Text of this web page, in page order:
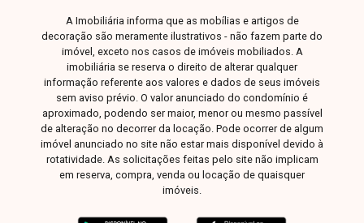
pessoalmente com um consultor que irá te
auxiliar na busca pelo imóvel que você busca.
Temos 3 unidades para te receber, no Centro,
Zona Sul ou Zona Leste: Av. João Naves de Ávila,
257 - Centro Rua Rafael Marino Neto, 135 -
Jardim Karaíba Av. Dr. Laerte Vieira Gonçalves,
607 ? Santa Mônica
A Imobiliária informa que as mobílias e artigos de
decoração são meramente ilustrativos - não fazem parte do
imóvel, exceto nos casos de imóveis mobiliados. A
imobiliária se reserva o direito de alterar qualquer
informação referente aos valores e dados de seus imóveis
sem aviso prévio. O valor anunciado do condomínio é
aproximado, podendo ser maior, menor ou mesmo passível
de alteração no decorrer da locação. Pode ocorrer de algum
imóvel anunciado no site não estar mais disponível devido à
rotatividade. As solicitações feitas pelo site não implicam
em reserva, compra, venda ou locação de quaisquer
imóveis.